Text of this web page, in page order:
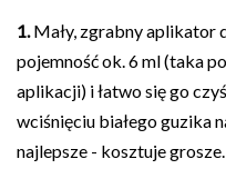
1.Mały, zgrabny aplikator
pojemność ok. 6 ml (taka
aplikacji) i łatwo się go
wciśnięciu białego guzika
najlepsze - kosztuje grosze.